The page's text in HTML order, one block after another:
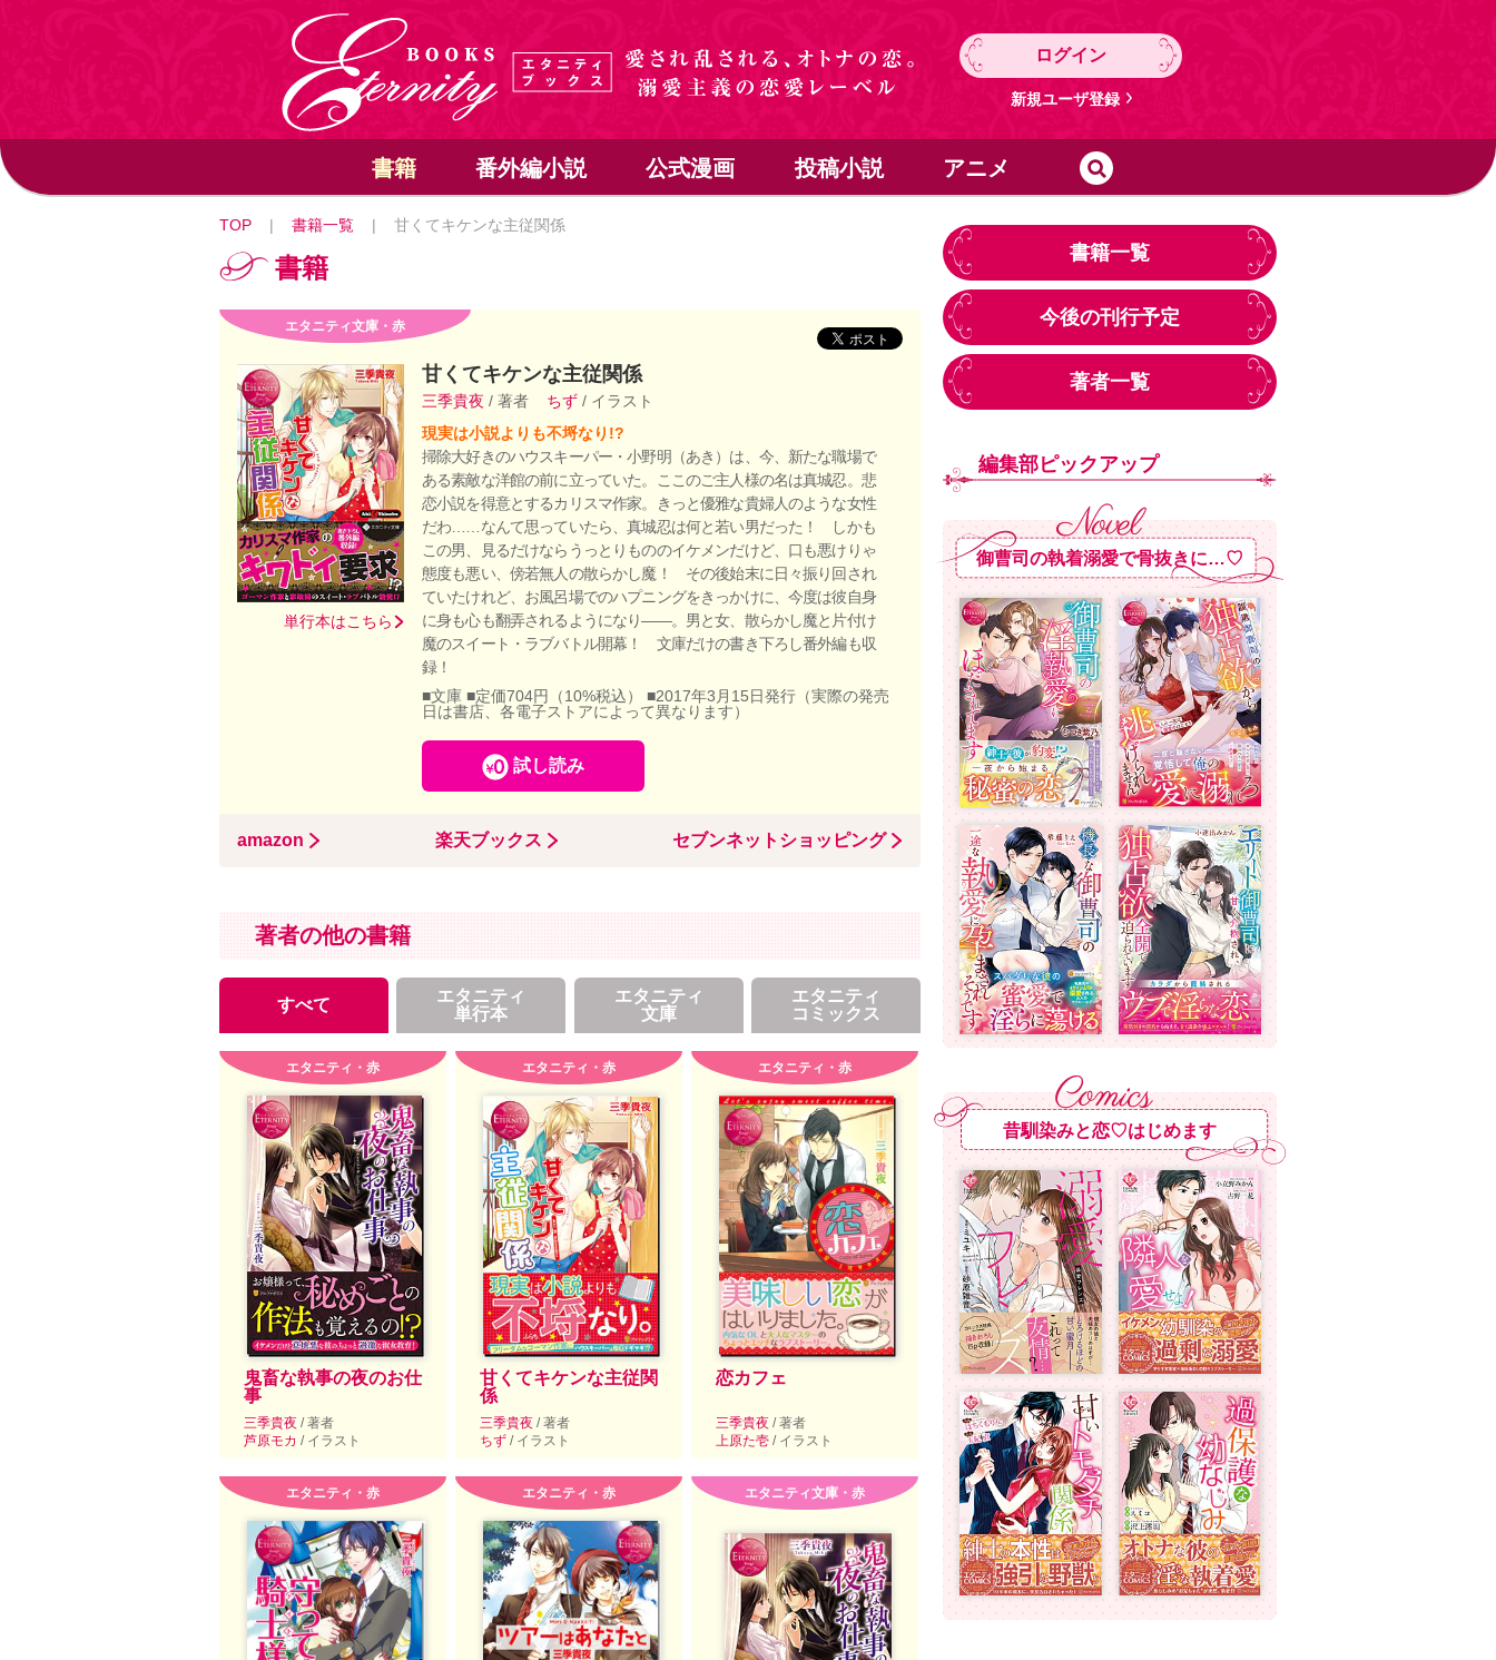
ログイン
新規ユーザ登録
書籍 番外編小説 公式漫画 投稿小説 アニメ
TOP | 書籍一覧 | 甘くてキケンな主従関係
書籍
エタニティ文庫・赤
単行本はこちら
甘くてキケンな主従関係
三季貴夜 / 著者 ちず / イラスト
現実は小説よりも不埒なり!?
掃除大好きのハウスキーパー・小野明（あき）は、今、新たな職場で
ある素敵な洋館の前に立っていた。ここのご主人様の名は真城忍。悲
恋小説を得意とするカリスマ作家。きっと優雅な貴婦人のような女性
だわ……なんて思っていたら、真城忍は何と若い男だった！ しかも
この男、見るだけならうっとりもののイケメンだけど、口も悪けりゃ
態度も悪い、傍若無人の散らかし魔！ その後始末に日々振り回され
ていたけれど、お風呂場でのハプニングをきっかけに、今度は彼自身
に身も心も翻弄されるようになり――。男と女、散らかし魔と片付け
魔のスイート・ラブバトル開幕！ 文庫だけの書き下ろし番外編も収
録！
■文庫 ■定価704円（10%税込） ■2017年3月15日発行（実際の発売
日は書店、各電子ストアによって異なります）
試し読み
amazon 楽天ブックス セブンネットショッピング
著者の他の書籍
すべて
エタニティ
単行本
エタニティ
文庫
エタニティ
コミックス
エタニティ・赤
鬼畜な執事の夜のお仕
事
三季貴夜 / 著者
芦原モカ / イラスト
エタニティ・赤
甘くてキケンな主従関
係
三季貴夜 / 著者
ちず / イラスト
エタニティ・赤
恋カフェ
三季貴夜 / 著者
上原た壱 / イラスト
エタニティ・赤 エタニティ・赤 エタニティ文庫・赤
書籍一覧
今後の刊行予定
著者一覧
編集部ピックアップ
御曹司の執着溺愛で骨抜きに…♡
昔馴染みと恋♡はじめます